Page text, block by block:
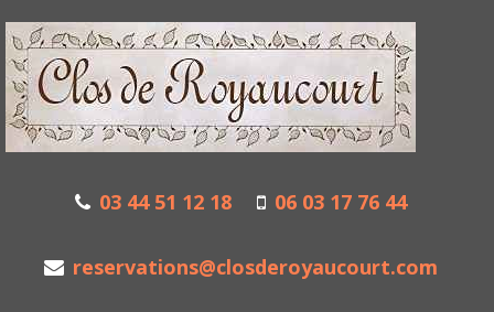
03 44 51 12 18 06 03 17 76 44
reservations@closderoyaucourt.com